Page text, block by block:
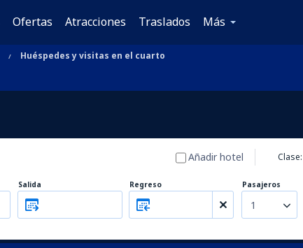
Ofertas Atracciones Traslados Más
Huéspedes y visitas en el cuarto
Clase:
Añadir hotel
Salida Regreso Pasajeros
1